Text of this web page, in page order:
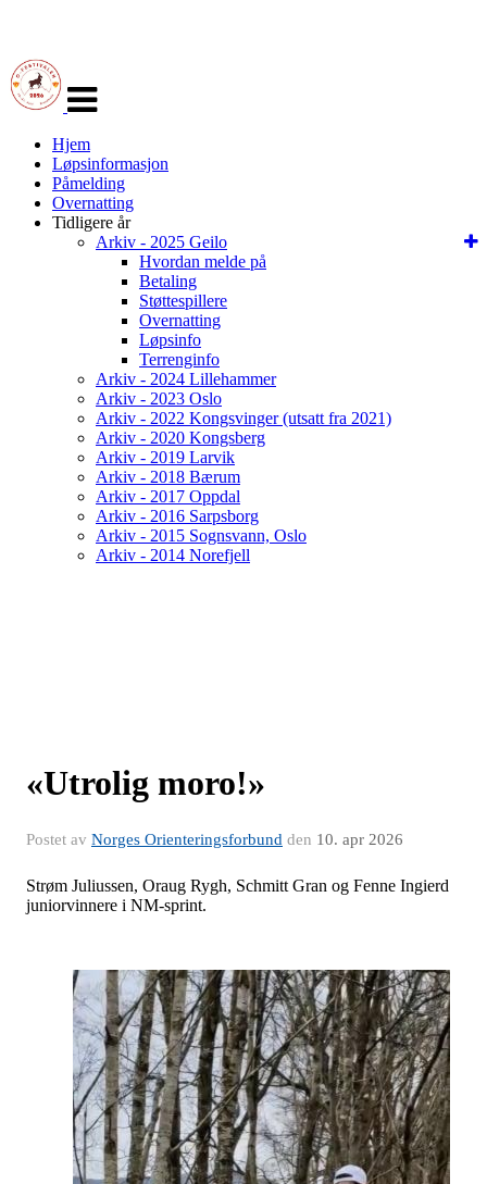
navigasjon
Hjem
Løpsinformasjon
Påmelding
Overnatting
Tidligere år
Arkiv - 2025 Geilo
Hvordan melde på
Betaling
Støttespillere
Overnatting
Løpsinfo
Terrenginfo
Arkiv - 2024 Lillehammer
Arkiv - 2023 Oslo
Arkiv - 2022 Kongsvinger (utsatt fra 2021)
Arkiv - 2020 Kongsberg
Arkiv - 2019 Larvik
Arkiv - 2018 Bærum
Arkiv - 2017 Oppdal
Arkiv - 2016 Sarpsborg
Arkiv - 2015 Sognsvann, Oslo
Arkiv - 2014 Norefjell
«Utrolig moro!»
Postet av Norges Orienteringsforbund den 10. apr 2026
Strøm Juliussen, Oraug Rygh, Schmitt Gran og Fenne Ingierd
juniorvinnere i NM-sprint.